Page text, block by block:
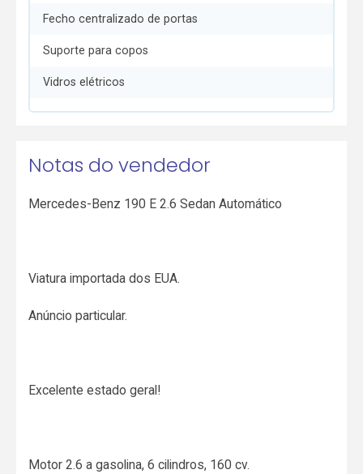
Fecho centralizado de portas
Suporte para copos
Vidros elétricos
Notas do vendedor
Mercedes-Benz 190 E 2.6 Sedan Automático
Viatura importada dos EUA.
Anúncio particular.
Excelente estado geral!
Motor 2.6 a gasolina, 6 cilindros, 160 cv.